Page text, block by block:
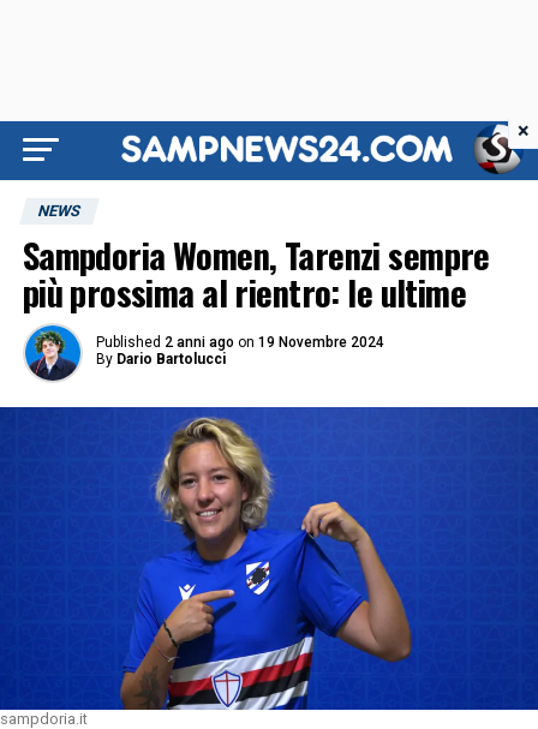
NEWS
Sampdoria Women, Tarenzi sempre
più prossima al rientro: le ultime
Published 2 anni ago on 19 Novembre 2024
By Dario Bartolucci
sampdoria.it
×